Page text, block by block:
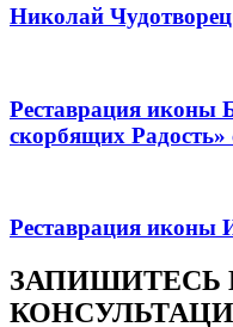
Николай Чудотворец
Реставрация иконы
скорбящих
Реставрация иконы
ЗАПИШИТЕСЬ